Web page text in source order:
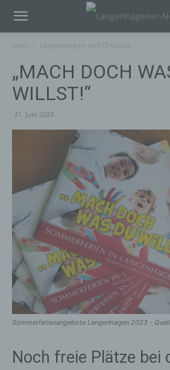
„MACH DOCH
WILLST!“
21. Juni 2023
Sommerferienangebote Langenhagen 2023 -
Noch freie Plätze bei